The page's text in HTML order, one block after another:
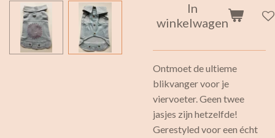
In
winkelwagen
Ontmoet de ultieme
blikvanger voor je
viervoeter. Geen twee
jasjes zijn hetzelfde!
Gerestyled voor een écht